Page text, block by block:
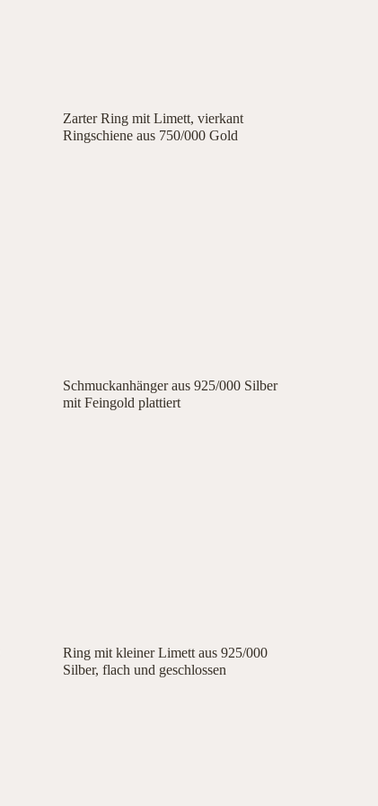
Zarter Ring mit Limett, vierkant
Ringschiene aus 750/000 Gold
Schmuckanhänger aus 925/000 Silber
mit Feingold plattiert
Ring mit kleiner Limett aus 925/000
Silber, flach und geschlossen